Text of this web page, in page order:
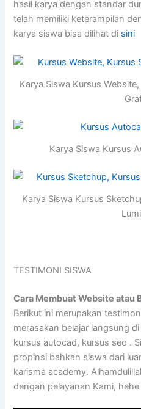
hasil karya dengan standar
telah memiliki keterampilan
karya siswa bisa dilihat di sini
Karya Siswa Kursus
Karya Siswa Kursus
Karya Siswa Kursus
TESTIMONI SISWA
Cara Membuat Website atau
Berikut ini merupakan
merasakan belajar langsung
kursus autocad, kursus seo .
propinsi bahkan siswa dari
karisma academy.
dengan pelayanan Kami,